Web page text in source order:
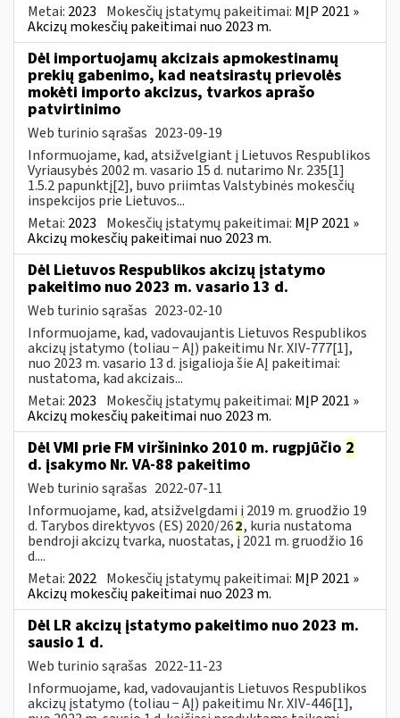
Metai: 2023 Mokesčių įstatymų pakeitimai: MĮP 2021 »
Akcizų mokesčių pakeitimai nuo 2023 m.
Dėl importuojamų akcizais apmokestinamų
prekių gabenimo, kad neatsirastų prievolės
mokėti importo akcizus, tvarkos aprašo
patvirtinimo
Web turinio sąrašas 2023-09-19
Informuojame, kad, atsižvelgiant į Lietuvos Respublikos
Vyriausybės 2002 m. vasario 15 d. nutarimo Nr. 235[1]
1.5.2 papunktį[2], buvo priimtas Valstybinės mokesčių
inspekcijos prie Lietuvos...
Metai: 2023 Mokesčių įstatymų pakeitimai: MĮP 2021 »
Akcizų mokesčių pakeitimai nuo 2023 m.
Dėl Lietuvos Respublikos akcizų įstatymo
pakeitimo nuo 2023 m. vasario 13 d.
Web turinio sąrašas 2023-02-10
Informuojame, kad, vadovaujantis Lietuvos Respublikos
akcizų įstatymo (toliau − AĮ) pakeitimu Nr. XIV-777[1],
nuo 2023 m. vasario 13 d. įsigalioja šie AĮ pakeitimai:
nustatoma, kad akcizais...
Metai: 2023 Mokesčių įstatymų pakeitimai: MĮP 2021 »
Akcizų mokesčių pakeitimai nuo 2023 m.
Dėl VMI prie FM viršininko 2010 m. rugpjūčio 2
d. įsakymo Nr. VA-88 pakeitimo
Web turinio sąrašas 2022-07-11
Informuojame, kad, atsižvelgdami į 2019 m. gruodžio 19
d. Tarybos direktyvos (ES) 2020/262, kuria nustatoma
bendroji akcizų tvarka, nuostatas, į 2021 m. gruodžio 16
d....
Metai: 2022 Mokesčių įstatymų pakeitimai: MĮP 2021 »
Akcizų mokesčių pakeitimai nuo 2023 m.
Dėl LR akcizų įstatymo pakeitimo nuo 2023 m.
sausio 1 d.
Web turinio sąrašas 2022-11-23
Informuojame, kad, vadovaujantis Lietuvos Respublikos
akcizų įstatymo (toliau − AĮ) pakeitimu Nr. XIV-446[1],